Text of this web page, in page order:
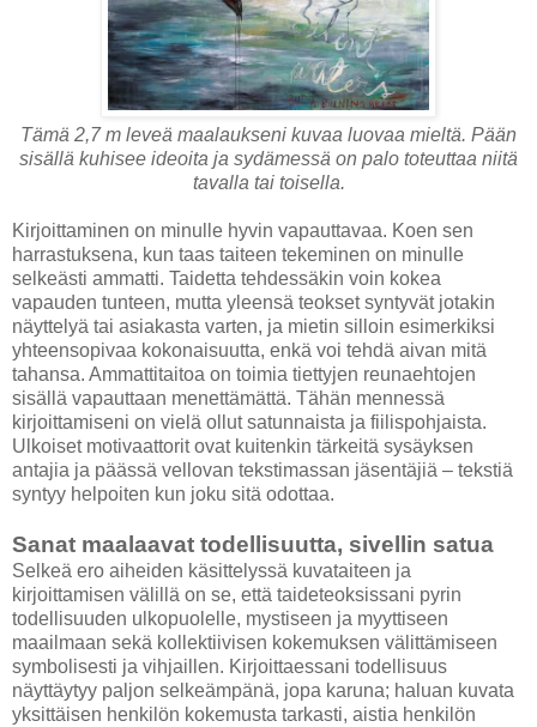
Tämä 2,7 m leveä maalaukseni kuvaa luovaa mieltä. Pään
sisällä kuhisee ideoita ja sydämessä on palo toteuttaa niitä
tavalla tai toisella.
Kirjoittaminen on minulle hyvin vapauttavaa. Koen sen
harrastuksena, kun taas taiteen tekeminen on minulle
selkeästi ammatti. Taidetta tehdessäkin voin kokea
vapauden tunteen, mutta yleensä teokset syntyvät jotakin
näyttelyä tai asiakasta varten, ja mietin silloin esimerkiksi
yhteensopivaa kokonaisuutta, enkä voi tehdä aivan mitä
tahansa. Ammattitaitoa on toimia tiettyjen reunaehtojen
sisällä vapauttaan menettämättä. Tähän mennessä
kirjoittamiseni on vielä ollut satunnaista ja fiilispohjaista.
Ulkoiset motivaattorit ovat kuitenkin tärkeitä sysäyksen
antajia ja päässä vellovan tekstimassan jäsentäjiä – tekstiä
syntyy helpoiten kun joku sitä odottaa.
Sanat maalaavat todellisuutta, sivellin satua
Selkeä ero aiheiden käsittelyssä kuvataiteen ja
kirjoittamisen välillä on se, että taideteoksissani pyrin
todellisuuden ulkopuolelle, mystiseen ja myyttiseen
maailmaan sekä kollektiivisen kokemuksen välittämiseen
symbolisesti ja vihjaillen. Kirjoittaessani todellisuus
näyttäytyy paljon selkeämpänä, jopa karuna; haluan kuvata
yksittäisen henkilön kokemusta tarkasti, aistia henkilön